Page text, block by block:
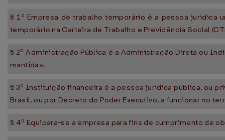
§ 1º Empresa de trabalho temporário é a pessoa
temporário na Carteira de Trabalho e Previdência Social
§ 2º Administração Pública é a Administração Direta ou
mantidas.
§ 3º Instituição financeira é a pessoa jurídica pública, ou
Brasil, ou por Decreto do Poder Executivo, a funcionar no
§ 4º Equipara-se a empresa para fins de cumprimento de